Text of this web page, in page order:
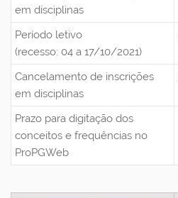
em disciplinas
Período letivo
(recesso: 04 a 17/10/2021)
Cancelamento de inscrições
em disciplinas
Prazo para digitação dos
conceitos e frequências no
ProPGWeb